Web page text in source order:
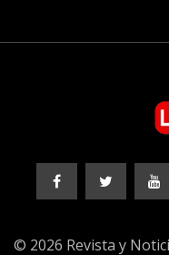
© 2026 Revista y